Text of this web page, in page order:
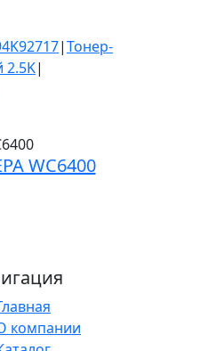
|Тонер-
2.5K|
WC6400
компании